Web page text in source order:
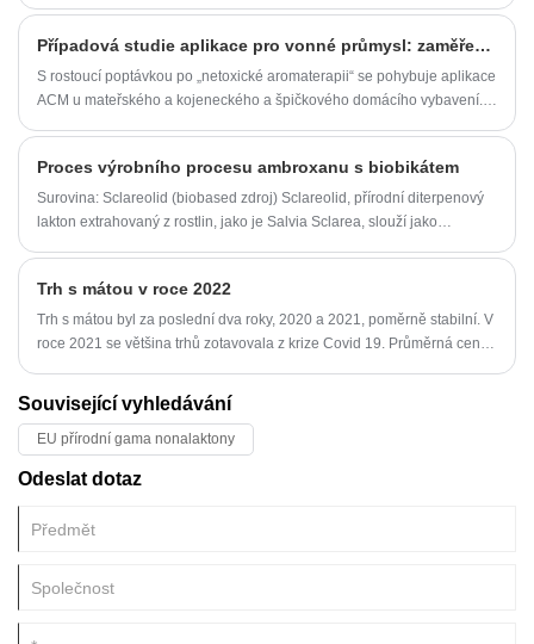
Případová studie aplikace pro vonné průmysl: zaměření na inovativní postupy Ddom (ACM)
S rostoucí poptávkou po „netoxické aromaterapii“ se pohybuje aplikace
ACM u mateřského a kojeneckého a špičkového domácího vybavení.
specializovaný trh.
Proces výrobního procesu ambroxanu s biobikátem
Surovina: Sclareolid (biobased zdroj) Sclareolid, přírodní diterpenový
lakton extrahovaný z rostlin, jako je Salvia Sclarea, slouží jako
Trh s mátou v roce 2022
Trh s mátou byl za poslední dva roky, 2020 a 2021, poměrně stabilní. V
roce 2021 se většina trhů zotavovala z krize Covid 19. Průměrná cena
nejnižší na 72 Rs/USD.
Související vyhledávání
EU přírodní gama nonalaktony
Odeslat dotaz